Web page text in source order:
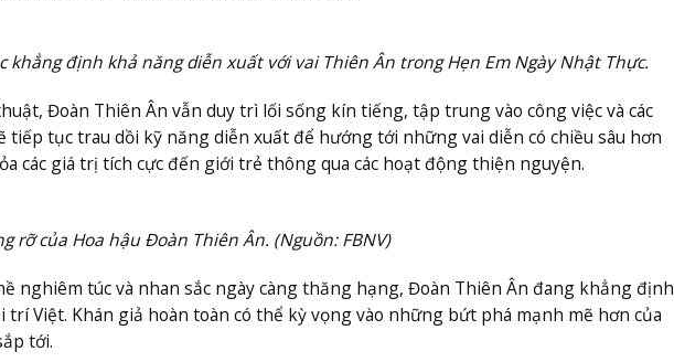
định khả năng diễn xuất với vai Thiên Ân trong Hẹn Em Ngày Nhật Thực.
Đoàn Thiên Ân vẫn duy trì lối sống kín tiếng, tập trung vào công việc và các
tiếp tục trau dồi kỹ năng diễn xuất để hướng tới những vai diễn có chiều sâu hơn
các giá trị tích cực đến giới trẻ thông qua các hoạt động thiện nguyện.
rỡ của Hoa hậu Đoàn Thiên Ân. (Nguồn: FBNV)
nghiêm túc và nhan sắc ngày càng thăng hạng, Đoàn Thiên Ân đang khẳng định
Việt. Khán giả hoàn toàn có thể kỳ vọng vào những bứt phá mạnh mẽ hơn của
tới.